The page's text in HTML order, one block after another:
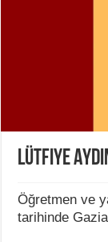
Lütfiye
Öğretmen ve
tarihinde